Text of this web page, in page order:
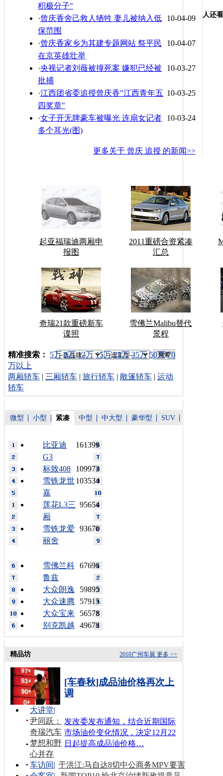
积极分子"
10-04-09
·曾庆香舍己救人牺牲 妻儿被纳入低
保范围
10-04-07
·曾庆香家乡为其建专题网站 祭平民
在京英雄壮举
10-03-27
·央视记者刘薇被撞死案 嫌犯已经被
批捕
10-03-25
·江西团省委追授曾庆香"江西青年五
四奖章"
10-03-24
·女子开无牌豪车被曝光 连扇女记者
多个耳光(图)
更多关于 曾庆 追授 的新闻>>
人还
起亚福瑞迪两厢申
报图
2011重磅合资紧凑
汇总
奇瑞21款重磅新车
谍照
雪佛兰Malibu替代
景程
车型搜索：
精准搜索： 5万 8万 12万 15万 22万 35万 50万 70
万以上
两厢轿车 | 三厢轿车 | 旅行轿车 | 敞篷轿车 | 运动
轿车
微型 小型 紧凑 中型 中大型 豪华型 SUV
161399
比亚迪
G3
109973
标致408
103534
雪铁龙世
嘉
95654
莲花L3三
厢
93670
雪铁龙爱
丽舍
67696
雪佛兰科
鲁兹
59895
大众朗逸
57915
大众速腾
56578
大众宝来
49678
别克凯越
更多 >>
2010广州车展
精品坊
[车春秋]成品油价格再次上
调
发改委发布通知，结合近期国际
市场油价变化情况，决定12月22
日起提高成品油价格…
大讲堂|
尹同跃：
奇瑞汽车
梦想和野
心并存
车访间| 于洪江:马自达8切中公商务MPV要害